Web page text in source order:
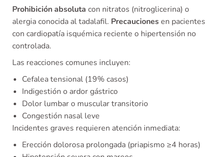
Prohibición absoluta con nitratos (nitroglicerina) o
alergia conocida al tadalafil. Precaucionesen pacientes
con cardiopatía isquémica reciente o hipertensión no
controlada.
Las reacciones comunes incluyen:
Cefalea tensional (19% casos)
Indigestión o ardor gástrico
Dolor lumbar o muscular transitorio
Congestión nasal leve
Incidentes graves requieren atención inmediata:
Erección dolorosa prolongada (priapismo ≥4 horas)